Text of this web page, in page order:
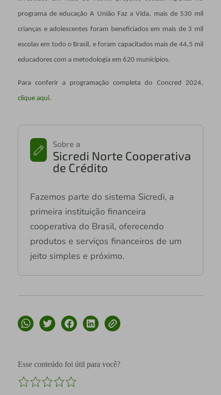
programa de educação A União Faz a Vida, mais de 530 mil
crianças e adolescentes foram beneficiados em mais de 3 mil
escolas em todo o Brasil, e foram capacitados mais de 44,5 mil
educadores com a metodologia em 620 municípios.
Para conferir a programação completa do Concred 2024,
clique aqui.
Sobre a
Sicredi Norte Cooperativa
de Crédito
Fazemos parte do sistema Sicredi, a
primeira instituição financeira
cooperativa do Brasil, oferecendo
produtos e serviços financeiros de um
jeito simples e próximo.
Esse conteúdo foi útil para você?